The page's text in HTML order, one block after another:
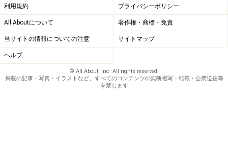
利用規約 プライバシーポリシー
All Aboutについて 著作権・商標・免責
当サイトの情報についての注意 サイトマップ
ヘルプ
© All About, Inc. All rights reserved.
掲載の記事・写真・イラストなど、すべてのコンテンツの無断複写・転載・公衆送信等
を禁じます